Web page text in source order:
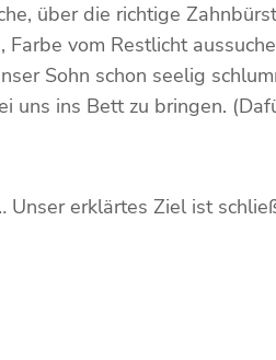
über die richtige
vom Restlicht
Sohn schon seelig
uns ins Bett zu bringen.
erklärtes Ziel ist